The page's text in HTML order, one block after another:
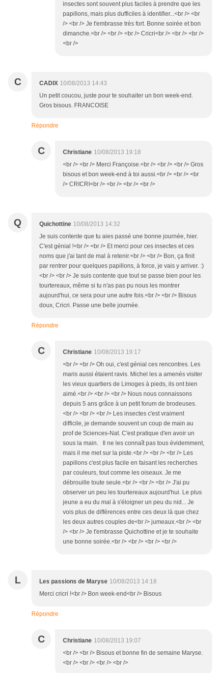
insectes sont souvent plus faciles à prendre que les
papillons, mais plus dufficiles à identifier...<br /> <br
/> <br /> Je t'embrasse très fort. Bonne soirée et bon
dimanche.<br /> <br /> <br /> Cricri<br /> <br /> <br />
<br />
C CADIX 10/08/2013 14:43
Un petit coucou, juste pour te souhaiter un bon week-end.
Gros bisous. FRANCOISE
Répondre
C Christiane 10/08/2013 19:18
<br /> <br /> Merci Françoise.<br /> <br /> <br /> Gros
bisous et bon week-end à toi aussi.<br /> <br /> <br
/> CRICRI<br /> <br /> <br /> <br />
Q Quichottine 10/08/2013 14:32
Je suis contente que tu aies passé une bonne journée, hier.
C'est génial !<br /> <br /> Et merci pour ces insectes et ces
noms que j'ai tant de mal à retenir.<br /> <br /> Bon, ça finit
par rentrer pour quelques papillons, à force, je vais y arriver. :)
<br /> <br /> Je suis contente que tout se passe bien pour les
tourtereaux, même si tu n'as pas pu nous les montrer
aujourd'hui, ce sera pour une autre fois.<br /> <br /> Bisous
doux, Cricri. Passe une belle journée.
Répondre
C Christiane 10/08/2013 19:17
<br /> <br /> Oh oui, c'est génial ces rencontres. Les
maris aussi étaient ravis. Michel les a amenés visiter
les vieux quartiers de Limoges à pieds, ils ont bien
aimé.<br /> <br /> <br /> Nous nous connaissons
depuis 5 ans grâce à un petit forum de brodeuses.
<br /> <br /> <br /> Les insectes c'est vraiment
difficile, je demande souvent un coup de main au
prof de Sciences-Nat. C'est pratique d'en avoir un
sous la main. Il ne les connaît pas tous évidemment,
mais il me met sur la piste.<br /> <br /> <br /> Les
papillons c'est plus facile en faisant les recherches
par couleurs, tout comme les oiseaux. Je me
débrouille toute seule.<br /> <br /> <br /> J'ai pu
observer un peu les tourtereaux aujourd'hui. Le plus
jeune a eu du mal à s'éloigner un peu du nid... Je
vois plus de différences entre ces deux là que chez
les deux autres couples de<br /> jumeaux.<br /> <br
/> <br /> Je t'embrasse Quichottine et je te souhaite
une bonne soirée.<br /> <br /> <br /> <br />
L Les passions de Maryse 10/08/2013 14:18
Merci cricri !<br /> Bon week-end<br /> Bisous
Répondre
C Christiane 10/08/2013 19:07
<br /> <br /> Bisous et bonne fin de semaine Maryse.
<br /> <br /> <br /> <br />